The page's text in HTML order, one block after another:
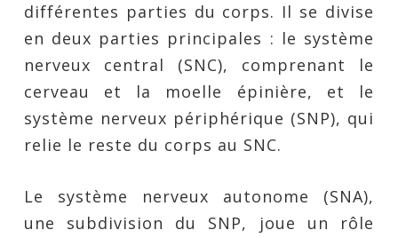
différentes parties du corps. Il se divise
en deux parties principales : le système
nerveux central (SNC), comprenant le
cerveau et la moelle épinière, et le
système nerveux périphérique (SNP), qui
relie le reste du corps au SNC.
Le système nerveux autonome (SNA),
une subdivision du SNP, joue un rôle